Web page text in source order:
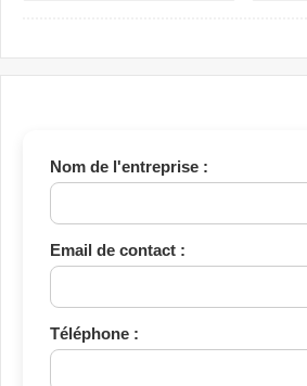
Nom de l'entreprise :
Email de contact :
Téléphone :